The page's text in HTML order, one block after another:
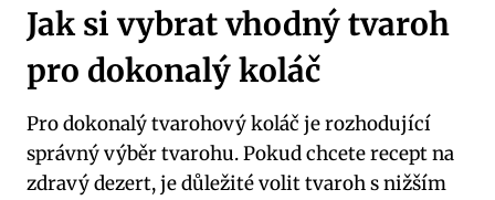
Jak si vybrat vhodný tvaroh
pro dokonalý koláč
Pro dokonalý tvarohový koláč je rozhodující
správný výběr tvarohu. Pokud chcete recept na
zdravý dezert, je důležité volit tvaroh s nižším